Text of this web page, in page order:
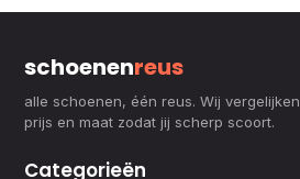
schoenenreus
alle schoenen, één reus. Wij vergelijken
prijs en maat zodat jij scherp scoort.
Categorieën